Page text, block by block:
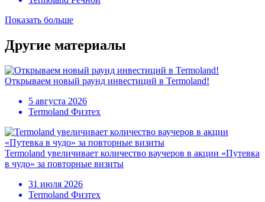
Показать больше
Другие материалы
Открываем новый раунд инвестиций в Termoland!
5 августа 2026
Termoland Физтех
Termoland увеличивает количество ваучеров в акции «Путевка
в чудо» за повторные визиты
31 июля 2026
Termoland Физтех